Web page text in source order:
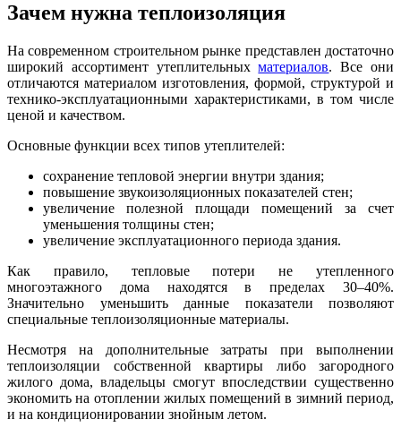
Зачем нужна теплоизоляция
На современном строительном рынке представлен достаточно
широкий ассортимент утеплительныхматериалов. Все они
отличаются материалом изготовления, формой, структурой и
технико-эксплуатационными характеристиками, в том числе
ценой и качеством.
Основные функции всех типов утеплителей:
сохранение тепловой энергии внутри здания;
повышение звукоизоляционных показателей стен;
увеличение полезной площади помещений за счет
уменьшения толщины стен;
увеличение эксплуатационного периода здания.
Как правило, тепловые потери не утепленного
многоэтажного дома находятся в пределах 30–40%.
Значительно уменьшить данные показатели позволяют
специальные теплоизоляционные материалы.
Несмотря на дополнительные затраты при выполнении
теплоизоляции собственной квартиры либо загородного
жилого дома, владельцы смогут впоследствии существенно
экономить на отоплении жилых помещений в зимний период,
и на кондиционировании знойным летом.